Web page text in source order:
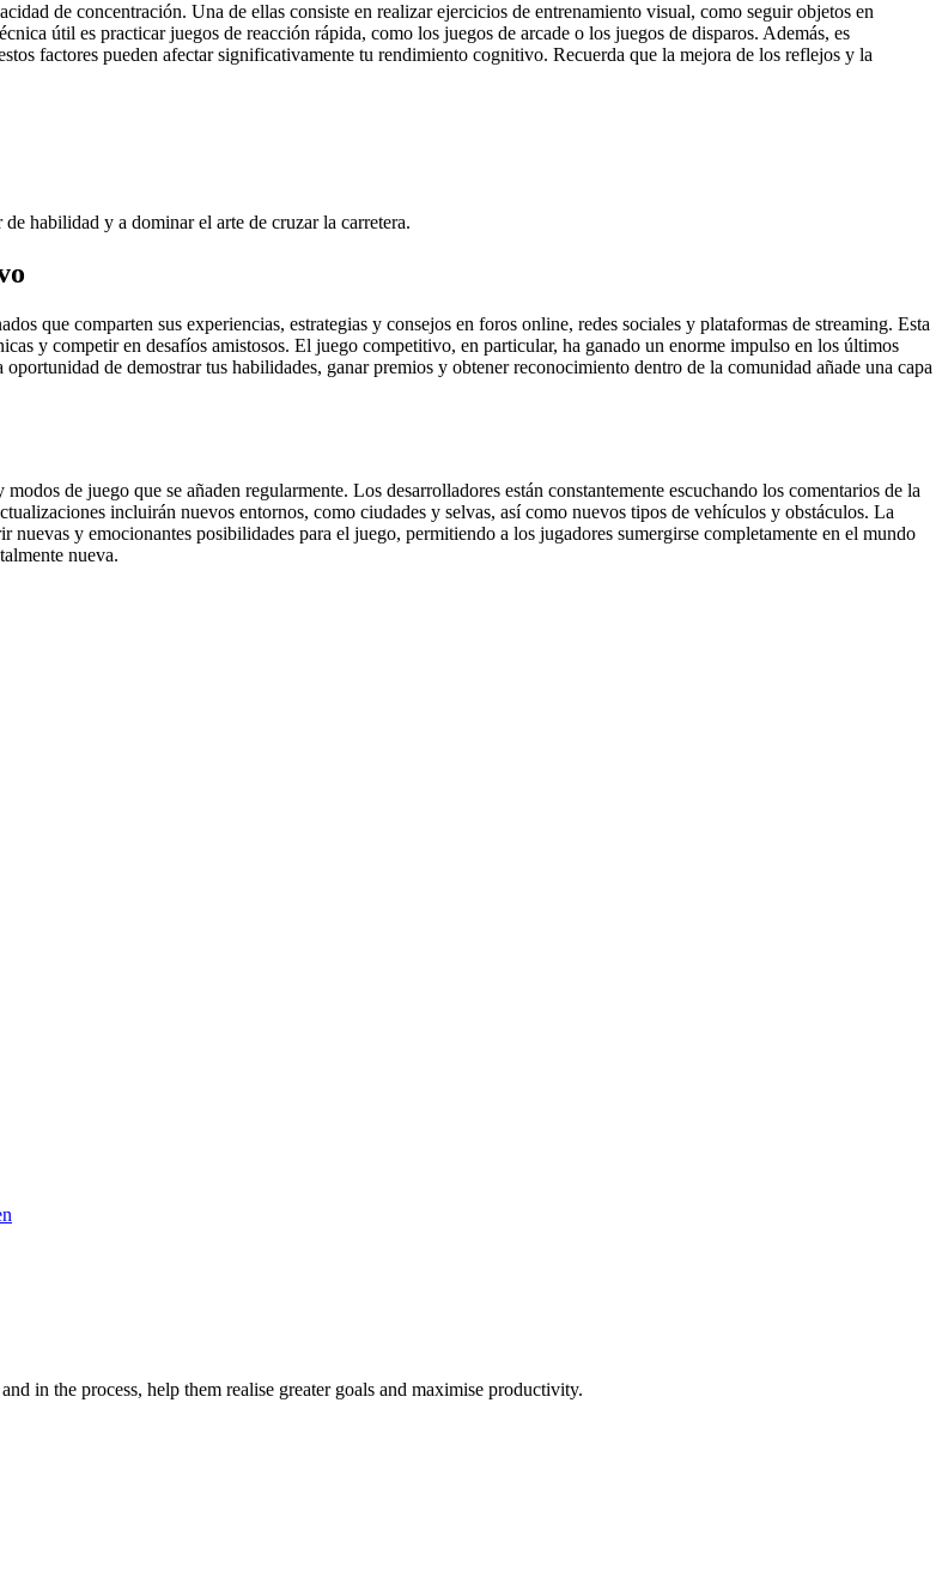
de concentración. Una de ellas consiste en realizar ejercicios de entrenamiento visual, como seguir objetos en
útil es practicar juegos de reacción rápida, como los juegos de arcade o los juegos de disparos. Además, es
factores pueden afectar significativamente tu rendimiento cognitivo. Recuerda que la mejora de los reflejos y la
habilidad y a dominar el arte de cruzar la carretera.
que comparten sus experiencias, estrategias y consejos en foros online, redes sociales y plataformas de streaming. Esta
y competir en desafíos amistosos. El juego competitivo, en particular, ha ganado un enorme impulso en los últimos
de demostrar tus habilidades, ganar premios y obtener reconocimiento dentro de la comunidad añade una capa
de juego que se añaden regularmente. Los desarrolladores están constantemente escuchando los comentarios de la
incluirán nuevos entornos, como ciudades y selvas, así como nuevos tipos de vehículos y obstáculos. La
y emocionantes posibilidades para el juego, permitiendo a los jugadores sumergirse completamente en el mundo
nueva.
in the process, help them realise greater goals and maximise productivity.